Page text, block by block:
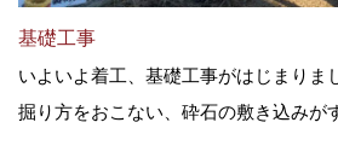
基礎工事
いよいよ着工、基礎工事がはじまりま
掘り方をおこない、砕石の敷き込みが